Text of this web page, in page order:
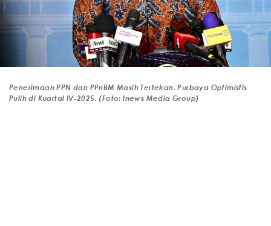
Penerimaan PPN dan PPnBM Masih Tertekan, Purbaya Optimistis
Pulih di Kuartal IV-2025. (Foto: Inews Media Group)